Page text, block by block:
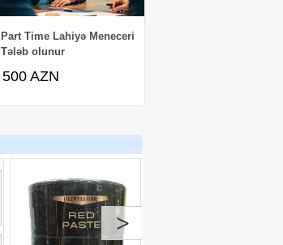
Part Time Lahiyə Meneceri
Tələb olunur
500 AZN